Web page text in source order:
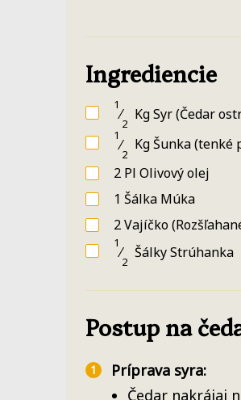
Ingrediencie
1
⁄
2
KgSyr(Čedar
1
⁄
2
KgŠunka(tenké
2 Pl Olivový olej
1 Šálka Múka
2Vajíčko
1
⁄
2
ŠálkyStrúhanka
Postup na
Príprava syra:
Čedar nakrájaj